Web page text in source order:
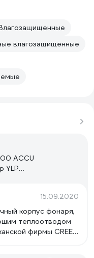
влагозащищенные
ACCU
YLP
15.09.2020
корпус фонаря,
теплоотводом
фирмы CREE;